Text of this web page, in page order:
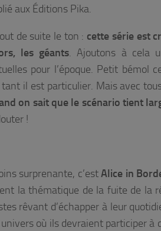
aux Éditions Pika.
de suite le ton : cette série est
les géants. Ajoutons à cela
pour l’époque. Petit bémol
il est particulier. Mais avec
on sait que le scénario tient
!
surprenante, c’estAlice in
la thématique de la fuite de la
rêvant d’échapper à leur
où ils devraient participer à